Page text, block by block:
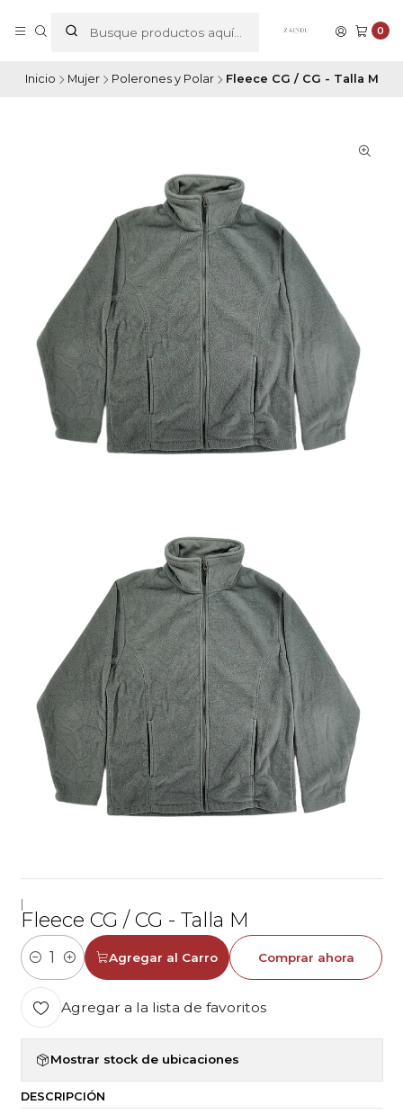
0
Inicio Mujer Polerones y Polar Fleece CG / CG - Talla M
Fleece CG / CG - Talla M
Cantidad
Agregar al Carro Comprar ahora
Agregar a la lista de favoritos
Mostrar stock de ubicaciones
DESCRIPCIÓN